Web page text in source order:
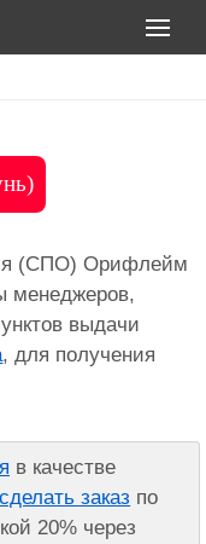
(СПО) Орифлейм
менеджеров,
выдачи
, для получения
в качестве
сделать заказ по
20% через